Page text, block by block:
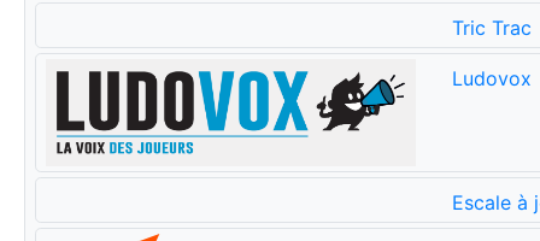
Tric Trac
Ludovox
Escale à